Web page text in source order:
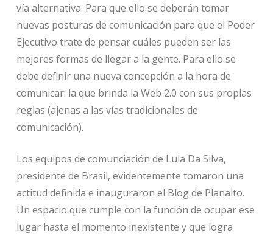
vía alternativa. Para que ello se deberán tomar
nuevas posturas de comunicación para que el Poder
Ejecutivo trate de pensar cuáles pueden ser las
mejores formas de llegar a la gente. Para ello se
debe definir una nueva concepción a la hora de
comunicar: la que brinda la Web 2.0 con sus propias
reglas (ajenas a las vías tradicionales de
comunicación).
Los equipos de comunciación de Lula Da Silva,
presidente de Brasil, evidentemente tomaron una
actitud definida e inauguraron el Blog de Planalto.
Un espacio que cumple con la función de ocupar ese
lugar hasta el momento inexistente y que logra